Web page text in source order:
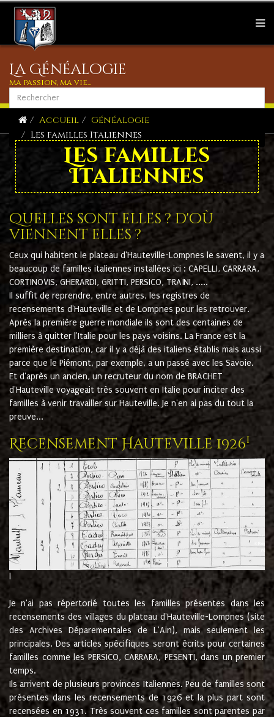
La Généalogie
ma passion, ma vie...
Accueil
Généalogie
Les familles Italiennes
Les familles
Italiennes
Quelles sont elles ? d'où
viennent elles ?
Ceux qui habitent le plateau d'Hauteville-Lompnes le savent, il y a
beaucoup de familles italiennes installées ici : CAPELLI, CARRARA,
CORTINOVIS, GHERARDI, GRITTI, PERSICO, TRAÏNI, .....
Il suffit de reprendre, entre autres, les registres de
recensements d'Hauteville et de Lompnes pour les retrouver.
Après la première guerre mondiale ils sont des centaines de
milliers à quitter l'Italie pour les pays voisins. La France est la
première destination, car il y a déjà des italiens établis mais aussi
parce que le Piémont, par exemple, a un passé avec les Savoie.
Et d'après un ancien, un recruteur du nom de BRACHET
d'Hauteville voyageait très souvent en Italie pour inciter des
familles à venir travailler sur Hauteville. Je n'en ai pas du tout la
preuve...
Recensement Hauteville 19261
Je n'ai pas répertorié toutes les familles présentes dans les
recensements des villages du plateau d'Hauteville-Lompnes (site
des Archives Déparementales de L'Ain), mais seulement les
principales. Des articles spécifiques seront écrits pour certaines
familles comme les PERSICO, CARRARA, PESENTI, dans un premier
temps.
Ils arrivent de plusieurs provinces Italiennes. Peu de familles sont
présentes dans les recensements de 1926 et la plus part sont
recensées en 1931. Très souvent ces familles sont parentes par